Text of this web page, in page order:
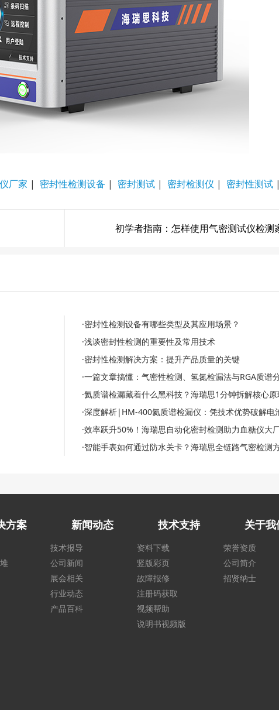
厂家 | 密封性检测设备 | 密封测试 | 密封检测仪 | 密封性测试 |
初学者指南：怎样使用气密测试仪检测
·密封性检测设备有哪些类型及其应用场景？
·浅谈密封性检测的重要性及常用技术
·密封性检测解决方案：提升产品质量的关键
·一篇文章搞懂：气密性检测、氢氮检漏法与RGA质谱
·氦质谱检漏藏着什么黑科技？海瑞思1分钟拆解核心原
·深度解析|HM-400氦质谱检漏仪：凭技术优势破解电
·效率跃升50%！海瑞思自动化密封检测助力血糖仪大
·智能手表如何通过防水关卡？海瑞思全链路气密检测
方案 新闻动态
技术报导
公司新闻
展会相关
行业动态
产品百科
技术支持
资料下载
竖版彩页
故障报修
注册码获取
视频帮助
说明书视频版
关于我
荣誉资质
公司简介
招贤纳士